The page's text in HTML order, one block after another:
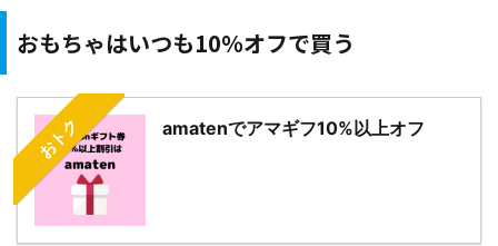
おもちゃはいつも10％オフで買う
おトク amatenでアマギフ10%以上オフ